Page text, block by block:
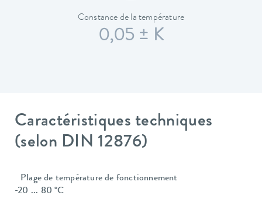
Constance de la température
0,05 ± K
Caractéristiques techniques
(selon DIN 12876)
Plage de température de fonctionnement
-20 ... 80 °C